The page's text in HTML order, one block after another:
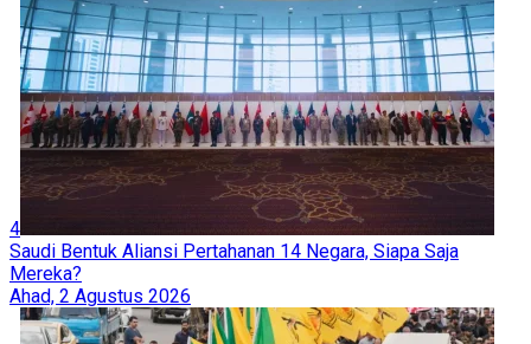
4
Saudi Bentuk Aliansi Pertahanan 14 Negara, Siapa Saja
Mereka?
Ahad, 2 Agustus 2026